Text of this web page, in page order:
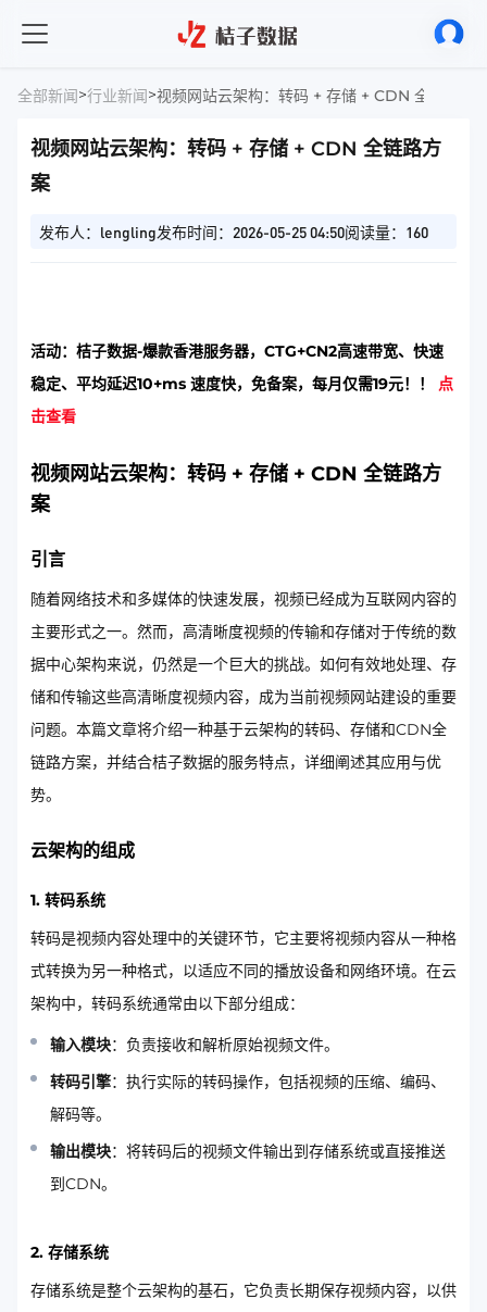
全部新闻>行业新闻>视频网站云架构：转码 + 存储 + CDN 全链路方
视频网站云架构：转码 + 存储 + CDN 全链路方
案
发布人：lengling发布时间：2026-05-25 04:50阅读量：160
活动：桔子数据-爆款香港服务器，CTG+CN2高速带宽、快速
稳定、平均延迟10+ms 速度快，免备案，每月仅需19元！！ 点
击查看
视频网站云架构：转码 + 存储 + CDN 全链路方
案
引言
随着网络技术和多媒体的快速发展，视频已经成为互联网内容的
主要形式之一。然而，高清晰度视频的传输和存储对于传统的数
据中心架构来说，仍然是一个巨大的挑战。如何有效地处理、存
储和传输这些高清晰度视频内容，成为当前视频网站建设的重要
问题。本篇文章将介绍一种基于云架构的转码、存储和CDN全
链路方案，并结合桔子数据的服务特点，详细阐述其应用与优
势。
云架构的组成
1. 转码系统
转码是视频内容处理中的关键环节，它主要将视频内容从一种格
式转换为另一种格式，以适应不同的播放设备和网络环境。在云
架构中，转码系统通常由以下部分组成：
输入模块：负责接收和解析原始视频文件。
转码引擎：执行实际的转码操作，包括视频的压缩、编码、
解码等。
输出模块：将转码后的视频文件输出到存储系统或直接推送
到CDN。
2. 存储系统
存储系统是整个云架构的基石，它负责长期保存视频内容，以供